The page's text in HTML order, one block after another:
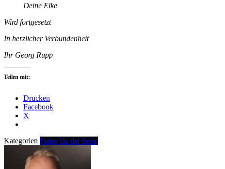
Deine Elke
Wird fortgesetzt
In herzlicher Verbundenheit
Ihr Georg Rupp
Teilen mit:
Drucken
Facebook
X
Kategorien Futter für die Seele